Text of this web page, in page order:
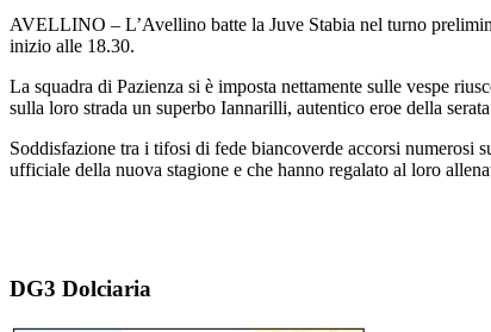
AVELLINO – L’Avellino batte la Juve Stabia nel turno
inizio alle 18.30.
La squadra di Pazienza si è imposta nettamente sulle vespe
sulla loro strada un superbo Iannarilli, autentico eroe della
Soddisfazione tra i tifosi di fede biancoverde accorsi numerosi
ufficiale della nuova stagione e che hanno regalato al loro
DG3 Dolciaria